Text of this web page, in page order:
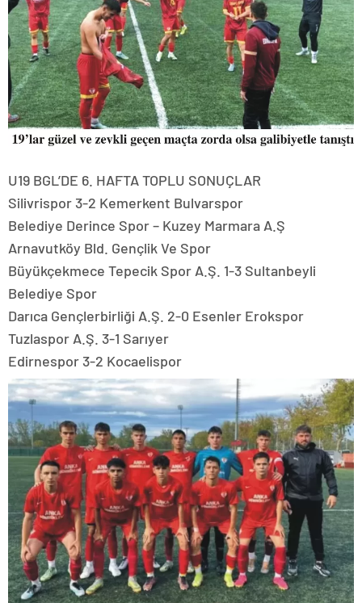
U19 BGL’DE 6. HAFTA TOPLU SONUÇLAR
Silivrispor 3-2 Kemerkent Bulvarspor
Belediye Derince Spor – Kuzey Marmara A.Ş
Arnavutköy Bld. Gençlik Ve Spor
Büyükçekmece Tepecik Spor A.Ş. 1-3 Sultanbeyli
Belediye Spor
Darıca Gençlerbirliği A.Ş. 2-0 Esenler Erokspor
Tuzlaspor A.Ş. 3-1 Sarıyer
Edirnespor 3-2 Kocaelispor